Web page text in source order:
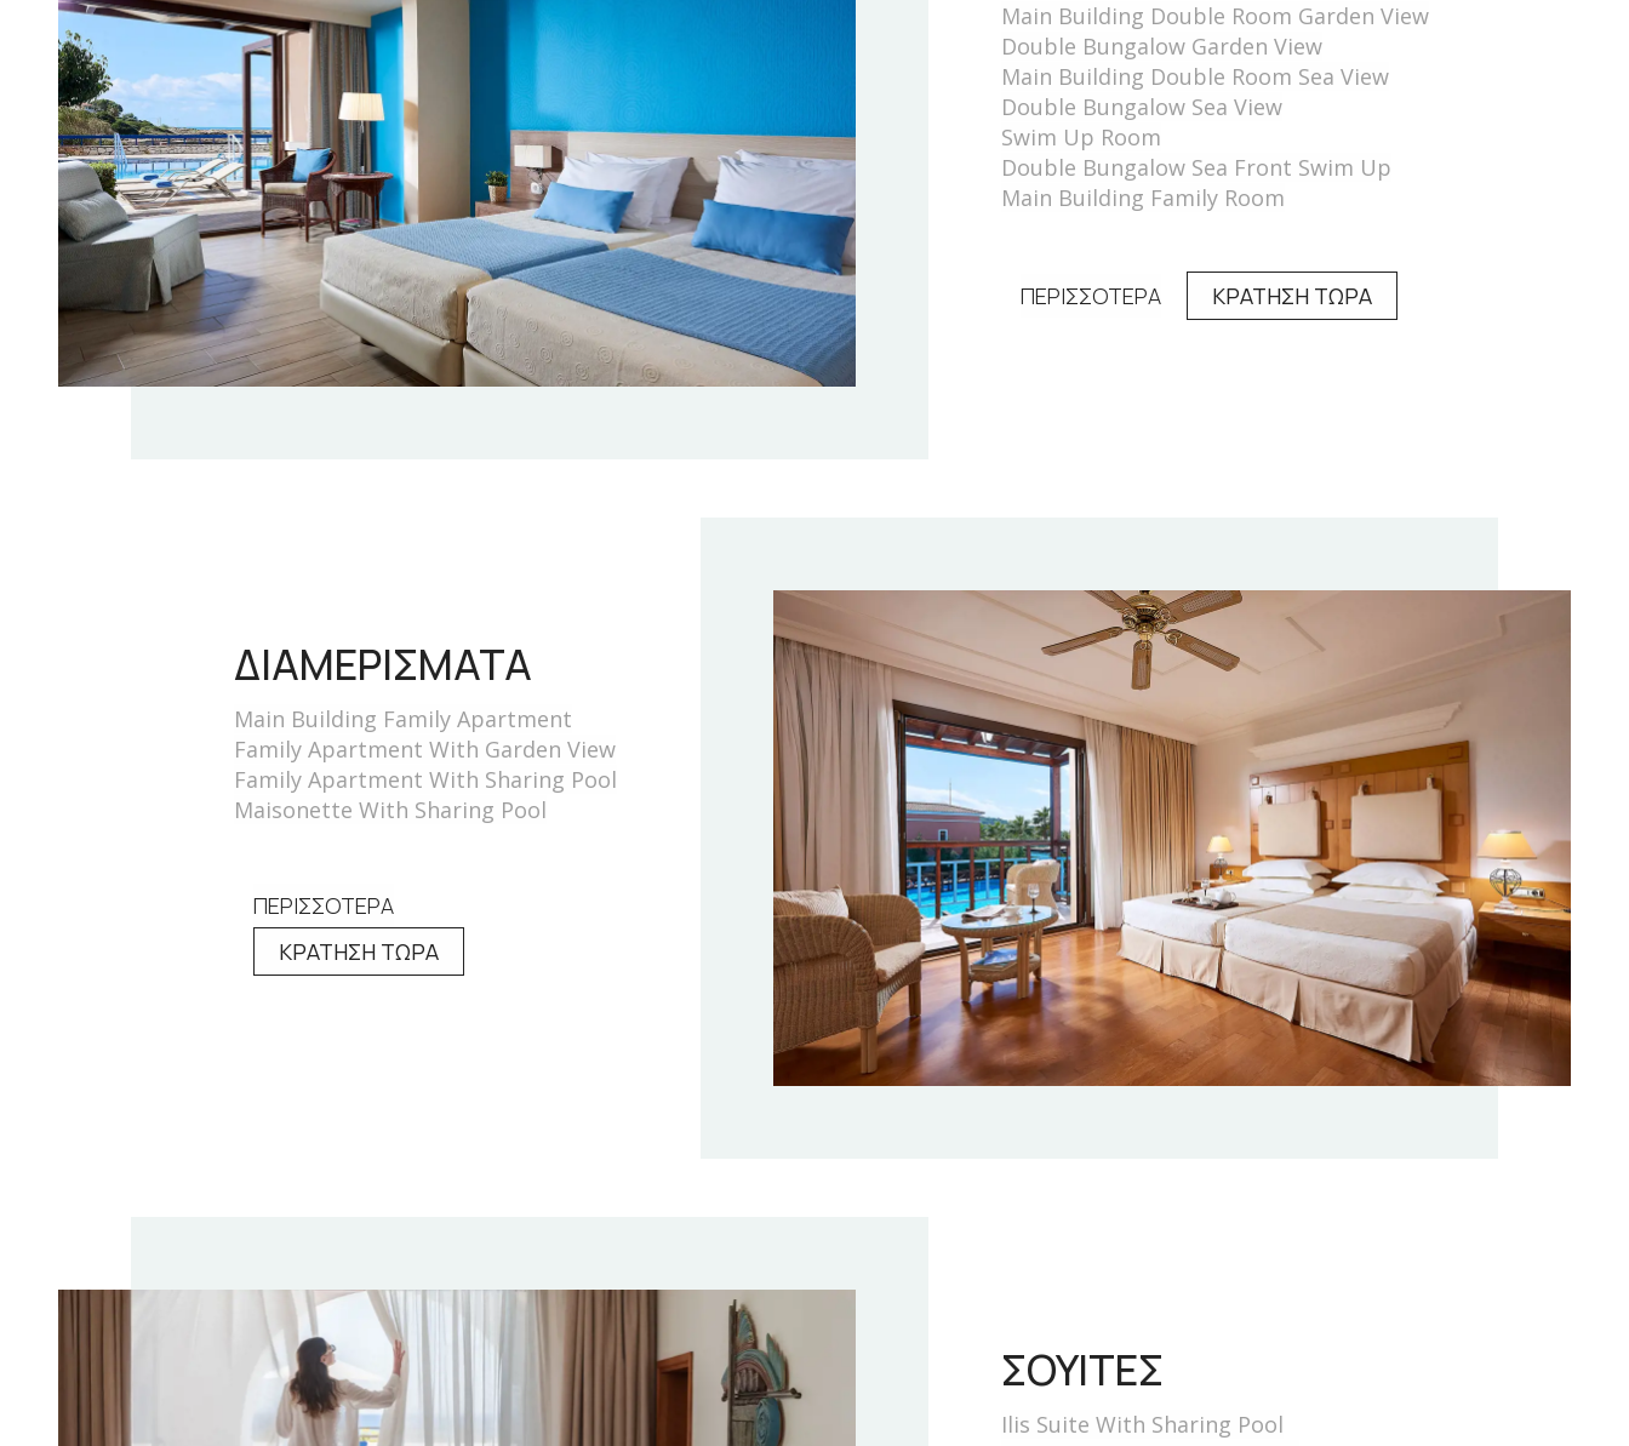
Main Building Double Room Garden View
Double Bungalow Garden View
Main Building Double Room Sea View
Double Bungalow Sea View
Swim Up Room
Double Bungalow Sea Front Swim Up
Main Building Family Room
ΠΕΡΙΣΣΟΤΕΡΑ ΚΡΑΤΗΣΗ ΤΩΡΑ
ΔΙΑΜΕΡΙΣΜΑΤΑ
Main Building Family Apartment
Family Apartment With Garden View
Family Apartment With Sharing Pool
Maisonette With Sharing Pool
ΠΕΡΙΣΣΟΤΕΡΑ
ΚΡΑΤΗΣΗ ΤΩΡΑ
ΣΟΥΙΤΕΣ
Ilis Suite With Sharing Pool